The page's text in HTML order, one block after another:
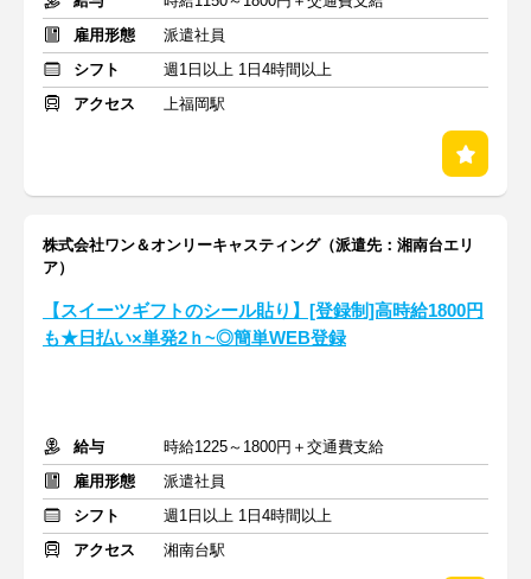
雇用形態
派遣社員
シフト
週1日以上 1日4時間以上
アクセス
上福岡駅
株式会社ワン＆オンリーキャスティング（派遣先：湘南台エリ
ア）
【スイーツギフトのシール貼り】[登録制]高時給1800円
も★日払い×単発2ｈ~◎簡単WEB登録
給与
時給1225～1800円＋交通費支給
雇用形態
派遣社員
シフト
週1日以上 1日4時間以上
アクセス
湘南台駅